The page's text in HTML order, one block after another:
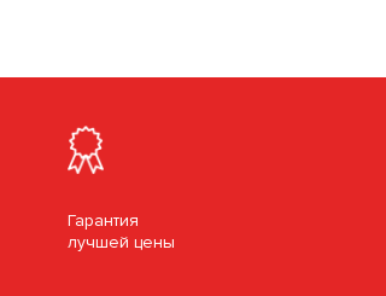
Гарантия
лучшей цены